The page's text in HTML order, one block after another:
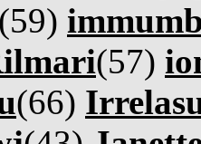
(59)
(57)
(66)